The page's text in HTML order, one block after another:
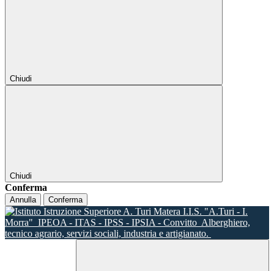
Chiudi
Chiudi
Conferma
Annulla Conferma
I.I.S. "A.Turi - I.
Morra" IPEOA - ITAS - IPSS - IPSIA - Convitto Alberghiero,
tecnico agrario, servizi sociali, industria e artigianato.